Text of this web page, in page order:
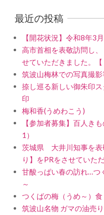
最近の投稿
【開花状況】令和8年3
高市首相を表敬訪問し
せていただきました。【
筑波山梅林での写真撮
捺し巡る新しい御朱印
印
梅和香(うめわこう)
【参加者募集】百人き
1）
茨城県 大井川知事を表
り】をPRをさせていた
甘酸っぱい春の訪れ…つ
～
つくばの梅（うめ～）
筑波山名物 ガマの油売り